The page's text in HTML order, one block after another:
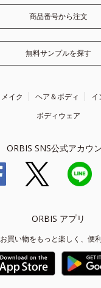
商品番号から注文
無料サンプルを探す
メイク ヘア＆ボディ
イ
ボディウェア
ORBIS SNS公式アカウ
ORBIS アプリ
お買い物をもっと楽しく、便